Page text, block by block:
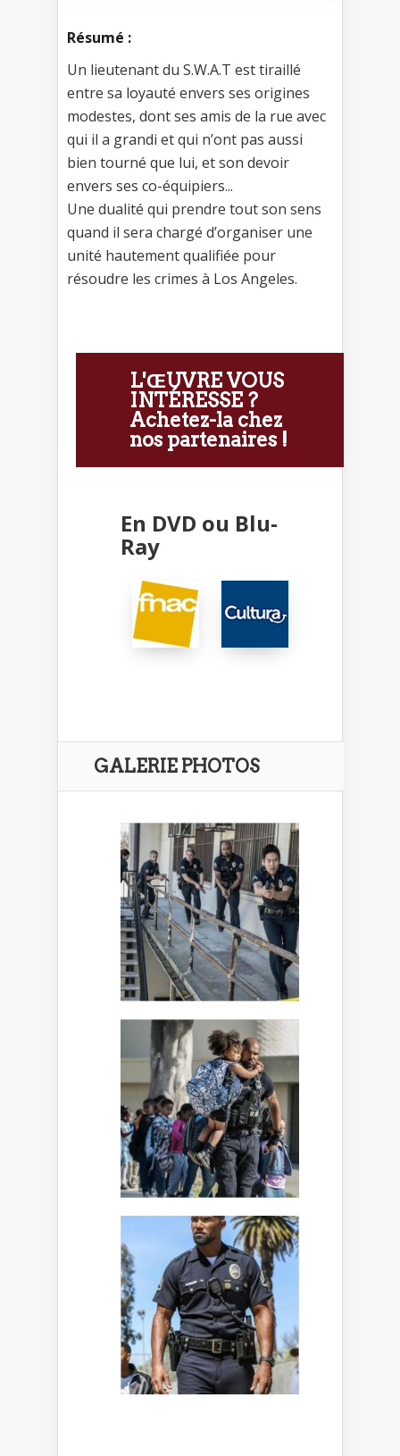
Résumé :
Un lieutenant du S.W.A.T est tiraillé
entre sa loyauté envers ses origines
modestes, dont ses amis de la rue avec
qui il a grandi et qui n’ont pas aussi
bien tourné que lui, et son devoir
envers ses co-équipiers...
Une dualité qui prendre tout son sens
quand il sera chargé d’organiser une
unité hautement qualifiée pour
résoudre les crimes à Los Angeles.
L'ŒUVRE VOUS
INTÉRESSE ?
Achetez-la chez
nos partenaires !
En DVD ou Blu-
Ray
GALERIE PHOTOS